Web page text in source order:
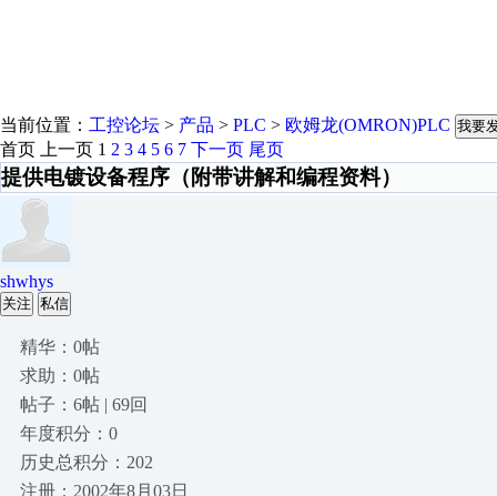
当前位置： 工控论坛 > 产品 > PLC > 欧姆龙(OMRON)PLC 我要
首页 上一页 1 2 3 4 5 6 7 下一页 尾页
提供电镀设备程序（附带讲解和编程资料）
shwhys
关注 私信
精华：0帖
求助：0帖
帖子：6帖 | 69回
年度积分：0
历史总积分：202
注册：2002年8月03日